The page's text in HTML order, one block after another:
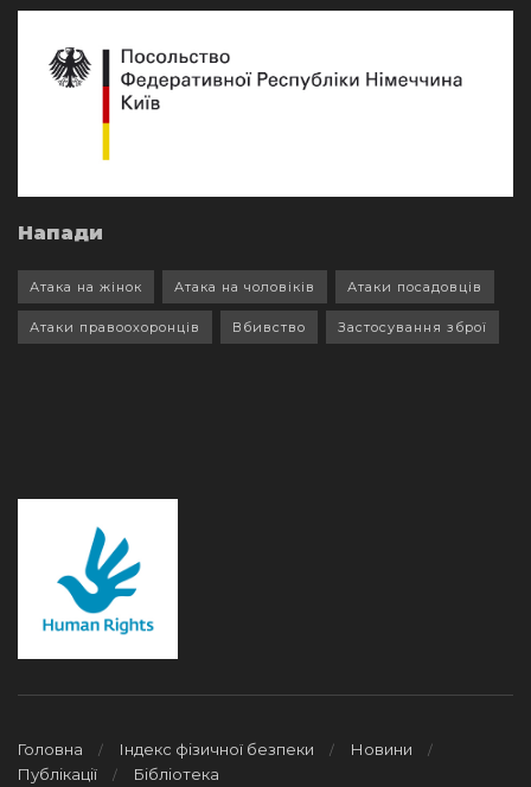
Напади
Атака на жінок Атака на чоловіків Атаки посадовців
Атаки правоохоронців Вбивство Застосування зброї
Головна Індекс фізичної безпеки
Новини
Публікації
Бібліотека